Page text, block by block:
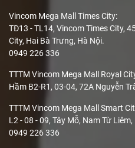
Vincom Mega Mall Times City:
TĐ13 - TL14, Vincom Times City,
City, Hai Bà Trưng, Hà Nội.
0949 226 336
TTTM Vincom Mega Mall Royal
Hầm B2-R1, 03-04, 72A Nguyễn
TTTM Vincom Mega Mall Smart
L2 - 08 - 09, Tây Mỗ, Nam Từ Liêm,
0949 226 336